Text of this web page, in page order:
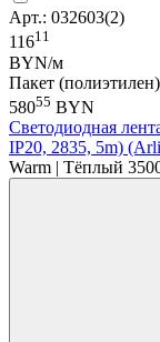
Арт.: 032603(2)
11611
BYN/м
Пакет
58055 BYN
Светодиодная
IP20, 2835, 5m)
Warm | Тёплый